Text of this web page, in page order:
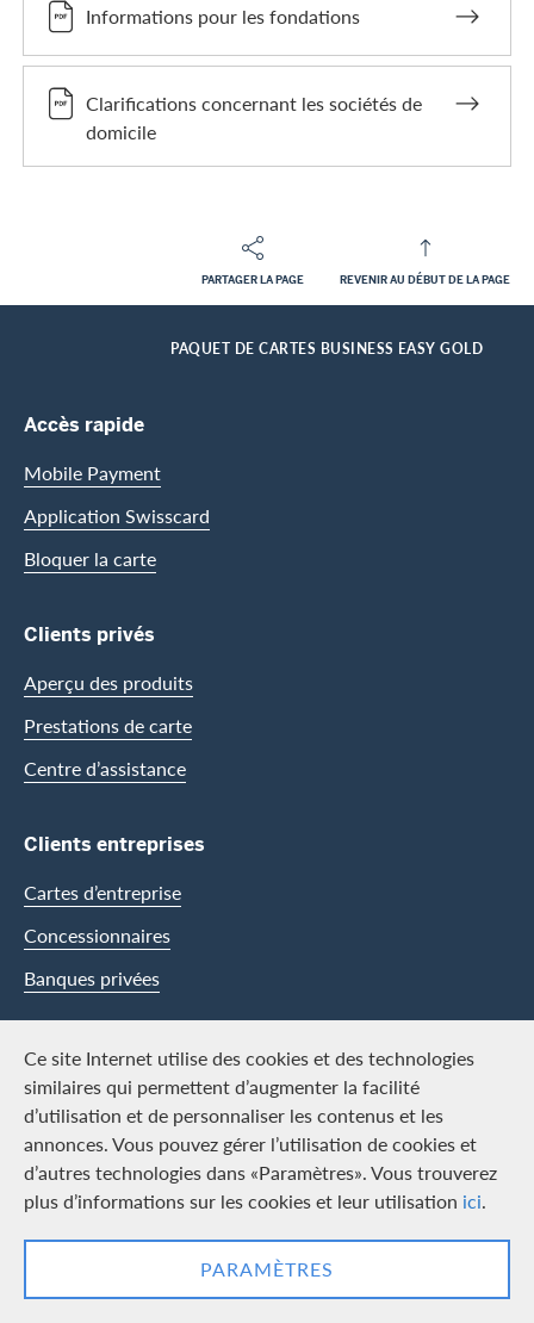
Ce site Internet utilise des cookies et des technologies
similaires qui permettent d’augmenter la facilité
d’utilisation et de personnaliser les contenus et les
annonces. Vous pouvez gérer l’utilisation de cookies et
d’autres technologies dans «Paramètres». Vous trouverez
plus d’informations sur les cookies et leur utilisation ici.
PARAMÈTRES
Informations pour les fondations
Clarifications concernant les sociétés de
domicile
PARTAGER LA PAGE REVENIR AU DÉBUT DE LA PAGE
Footer
PAQUET DE CARTES BUSINESS EASY GOLD
Footer Navigation
Accès rapide
Mobile Payment
Application Swisscard
Bloquer la carte
Clients privés
Aperçu des produits
Prestations de carte
Centre d’assistance
Clients entreprises
Cartes d’entreprise
Concessionnaires
Banques privées
Swisscard
Carrière
Offres d’emploi
Média
LinkedInFacebook